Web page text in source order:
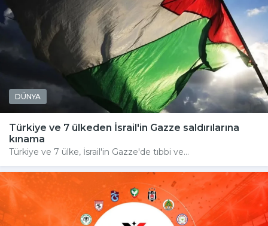
DÜNYA
Türkiye ve 7 ülkeden İsrail'in Gazze saldırılarına
kınama
Türkiye ve 7 ülke, İsrail'in Gazze'de tıbbi ve...